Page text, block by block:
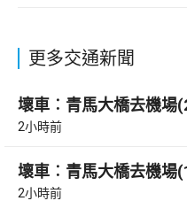
更多交通新聞
壞車︰青馬大橋去機場
2小時前
壞車︰青馬大橋去機場
2小時前